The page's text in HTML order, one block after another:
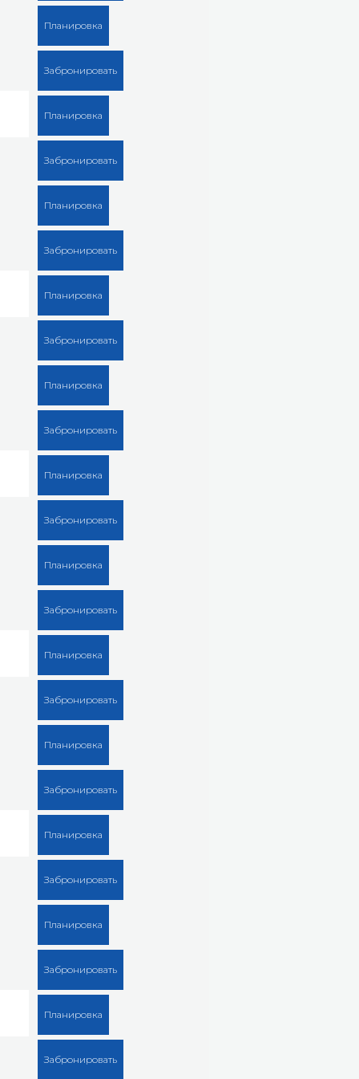
Планировка
Забронировать
Планировка
Забронировать
Планировка
Забронировать
Планировка
Забронировать
Планировка
Забронировать
Планировка
Забронировать
Планировка
Забронировать
Планировка
Забронировать
Планировка
Забронировать
Планировка
Забронировать
Планировка
Забронировать
Планировка
Забронировать